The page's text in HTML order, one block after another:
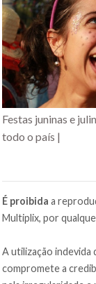
Festas juninas e
todo o país |
É proibida a
Multiplix, por
A utilização
compromete a